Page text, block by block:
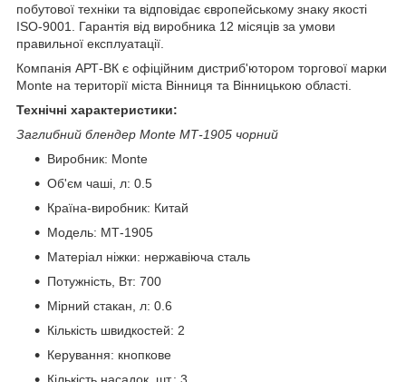
побутової техніки та відповідає європейському знаку якості
ISO-9001. Гарантія від виробника 12 місяців за умови
правильної експлуатації.
Компанія АРТ-ВК є офіційним дистриб'ютором торгової марки
Monte на території міста Вінниця та Вінницькою області.
Технічні характеристики:
Заглибний блендер Monte МТ-1905 чорний
Виробник: Monte
Об'єм чаші, л: 0.5
Країна-виробник: Китай
Модель: МТ-1905
Матеріал ніжки: нержавіюча сталь
Потужність, Вт: 700
Мірний стакан, л: 0.6
Кількість швидкостей: 2
Керування: кнопкове
Кількість насадок, шт.: 3